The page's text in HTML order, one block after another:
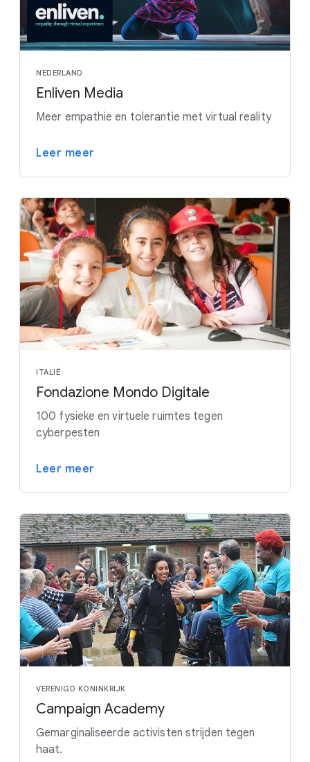
NEDERLAND
Enliven Media
Meer empathie en tolerantie met virtual reality
Leer meer
ITALIË
Fondazione Mondo Digitale
100 fysieke en virtuele ruimtes tegen
cyberpesten
Leer meer
VERENIGD KONINKRIJK
Campaign Academy
Gemarginaliseerde activisten strijden tegen
haat.